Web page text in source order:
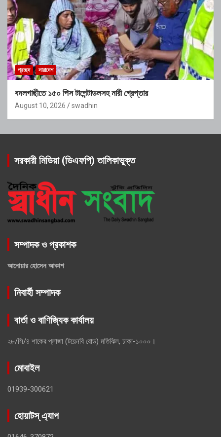
প্রচ্ছদ সারাদেশ
বদলগাছীতে ১৫০ পিস টাপেন্টাডলসহ নারী গ্রেপ্তার
August 10, 2026 swadhin
সরকারী মিডিয়া (ডিএফপি) তালিকাভুক্ত
সম্পাদক ও প্রকাশক
আনোয়ার হোসেন আকাশ
নিবার্হী সম্পাদক
বার্তা ও বাণিজ্যিক কার্যালয়
২৮/সি/৪ শাকের প্লাজা (টয়েনবি রোড) মতিঝিল, ঢাকা-১০০০।
মোবাইল
01939-300621
হোয়াটস্ এ্যাপ